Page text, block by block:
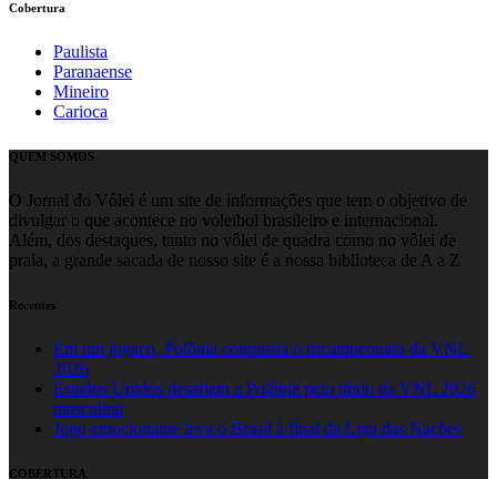
Cobertura
Paulista
Paranaense
Mineiro
Carioca
QUEM SOMOS
O Jornal do Vôlei é um site de informações que tem o objetivo de
divulgar o que acontece no voleibol brasileiro e internacional.
Além, dos destaques, tanto no vôlei de quadra como no vôlei de
praia, a grande sacada de nosso site é a nossa biblioteca de A a Z
Recentes
Em um jogaço, Polônia conquista o tricampeonato da VNL
2026
Estados Unidos desafiam a Polônia pelo título da VNL 2026
masculina
Jogo emocionante leva o Brasil à final da Liga das Nações
COBERTURA